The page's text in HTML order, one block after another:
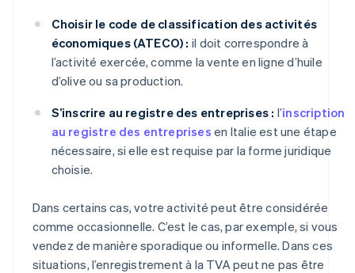
Choisir le code de classification des activités
économiques (ATECO) : il doit correspondre à
l’activité exercée, comme la vente en ligne d’huile
d’olive ou sa production.
S’inscrire au registre des entreprises : l’inscription
au registre des entreprises en Italie est une étape
nécessaire, si elle est requise par la forme juridique
choisie.
Dans certains cas, votre activité peut être considérée
comme occasionnelle. C’est le cas, par exemple, si vous
vendez de manière sporadique ou informelle. Dans ces
situations, l’enregistrement à la TVA peut ne pas être